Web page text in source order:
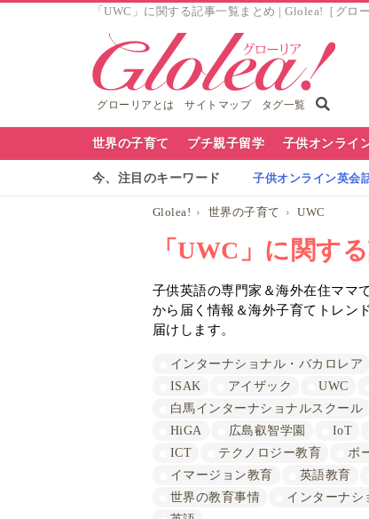
「UWC」に関する記事一覧まとめ | Glolea!［グロー
グローリアとは サイトマップ タグ一覧
世界の子育て プチ親子留学 子供オンライ
今、注目のキーワード 子供オンライン英会
Glolea! 世界の子育て UWC
「UWC」に関す
子供英語の専門家＆海外在住ママ
から届く情報＆海外子育てトレン
届けします。
インターナショナル・バカロレア
ISAK
アイザック UWC
白馬インターナショナルスクール
HiGA
広島叡智学園 IoT
ICT
テクノロジー教育 ボ
イマージョン教育
英語教育
世界の教育事情
インターナシ